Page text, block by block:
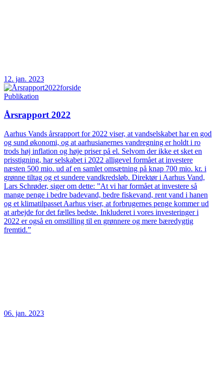
12. jan. 2023
Publikation
Årsrapport 2022
Aarhus Vands årsrapport for 2022 viser, at vandselskabet har en god
og sund økonomi, og at aarhusianernes vandregning er holdt i ro
trods høj inflation og høje priser på el. Selvom der ikke et sket en
prisstigning, har selskabet i 2022 alligevel formået at investere
næsten 500 mio. ud af en samlet omsætning på knap 700 mio. kr. i
grønne tiltag og et sundere vandkredsløb. Direktør i Aarhus Vand,
Lars Schrøder, siger om dette: ”At vi har formået at investere så
mange penge i bedre badevand, bedre fiskevand, rent vand i hanen
og et klimatilpasset Aarhus viser, at forbrugernes penge kommer ud
at arbejde for det fælles bedste. Inkluderet i vores investeringer i
2022 er også en omstilling til en grønnere og mere bæredygtig
fremtid.”
06. jan. 2023